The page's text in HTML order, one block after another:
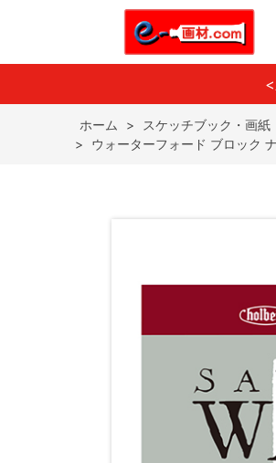
ホーム > スケッチブック・画紙
>
ウォーターフォード ブロック